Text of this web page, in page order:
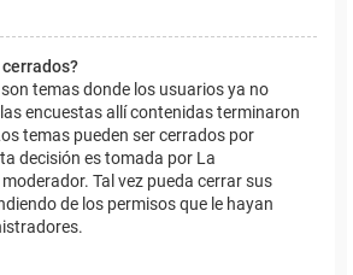
temas donde los usuarios ya no
encuestas allí contenidas terminaron
temas pueden ser cerrados por
decisión es tomada por La
Tal vez pueda cerrar sus
de los permisos que le hayan